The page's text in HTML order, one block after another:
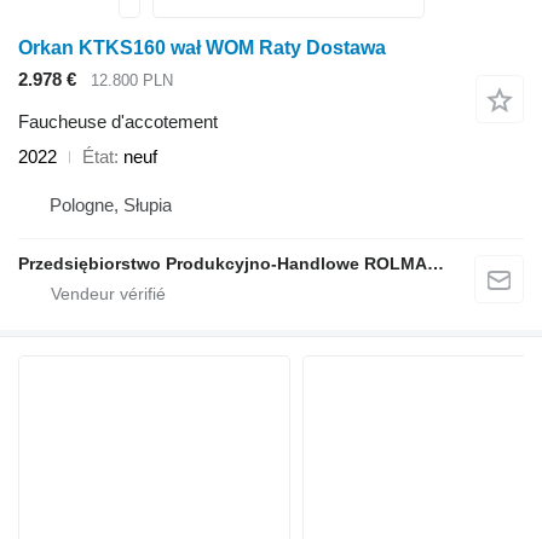
Orkan KTKS160 wał WOM Raty Dostawa
2.978 €
12.800 PLN
Faucheuse d'accotement
2022
État neuf
Pologne, Słupia
Przedsiębiorstwo Produkcyjno-Handlowe ROLMAPOL Marcin Dziekan